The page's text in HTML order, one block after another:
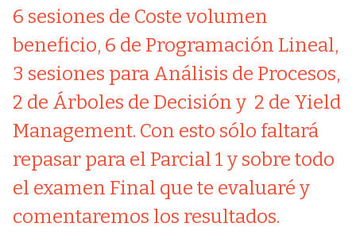
6 sesiones de Coste volumen
beneficio, 6 de Programación Lineal,
3 sesiones para Análisis de Procesos,
2 de Árboles de Decisión y 2 de Yield
Management. Con esto sólo faltará
repasar para el Parcial 1 y sobre todo
el examen Final que te evaluaré y
comentaremos los resultados.